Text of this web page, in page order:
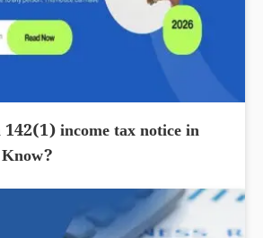
142(1) income tax notice in